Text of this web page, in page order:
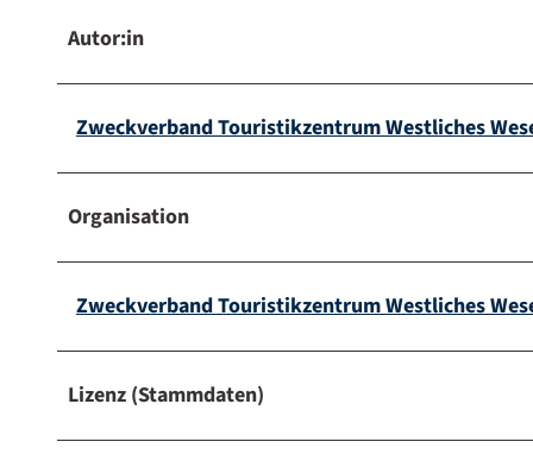
Autor:in
Zweckverband Touristikzentrum Westliches
Organisation
Zweckverband Touristikzentrum Westliches
Lizenz (Stammdaten)